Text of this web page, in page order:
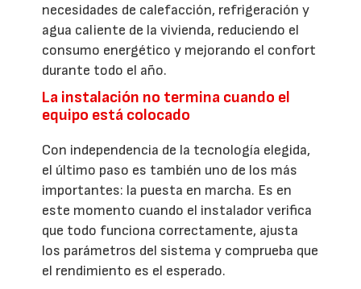
necesidades de calefacción, refrigeración y
agua caliente de la vivienda, reduciendo el
consumo energético y mejorando el confort
durante todo el año.
La instalación no termina cuando el
equipo está colocado
Con independencia de la tecnología elegida,
el último paso es también uno de los más
importantes: la puesta en marcha. Es en
este momento cuando el instalador verifica
que todo funciona correctamente, ajusta
los parámetros del sistema y comprueba que
el rendimiento es el esperado.